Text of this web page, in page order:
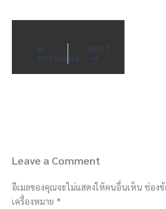
PREVIOUS
NEXT
Leave a Comment
อีเมลของคุณจะไม่แสดงให้คนอื่นเห็น ช่อง
เครื่องหมาย *